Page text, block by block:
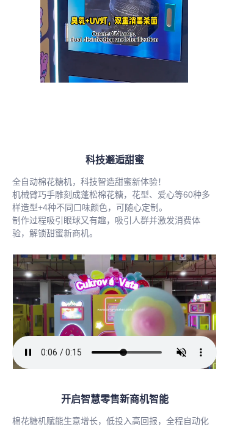
科技邂逅甜蜜
全自动棉花糖机，科技智造甜蜜新体验！
机械臂巧手雕刻成蓬松棉花糖，花型、爱心等60种多
样造型+4种不同口味颜色，可随心定制。
制作过程吸引眼球又有趣，吸引人群并激发消费体
验，解锁甜蜜新商机。
开启智慧零售新商机智能
棉花糖机赋能生意增长，低投入高回报，全程自动化